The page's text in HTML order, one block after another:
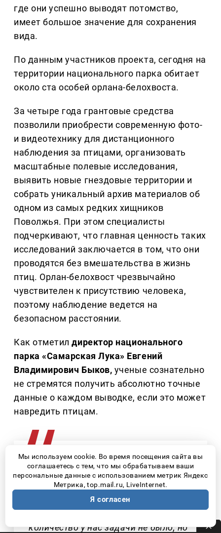
где они успешно выводят потомство,
имеет большое значение для сохранения
вида.
По данным участников проекта, сегодня на
территории национального парка обитает
около ста особей орлана-белохвоста.
За четыре года грантовые средства
позволили приобрести современную фото-
и видеотехнику для дистанционного
наблюдения за птицами, организовать
масштабные полевые исследования,
выявить новые гнездовые территории и
собрать уникальный архив материалов об
одном из самых редких хищников
Поволжья. При этом специалисты
подчеркивают, что главная ценность таких
исследований заключается в том, что они
проводятся без вмешательства в жизнь
птиц. Орлан-белохвост чрезвычайно
чувствителен к присутствию человека,
поэтому наблюдение ведется на
безопасном расстоянии.
Как отметилдиректор национального
парка «Самарская Лука» Евгений
Владимирович Быков, ученые сознательно
не стремятся получить абсолютно точные
данные о каждом выводке, если это может
навредить птицам.
– Отслеживать очно количество
птенцов достаточно сложно и даже
опасно – потому что птицы могут
количество у нас задачи не было, но
Мы используем cookie. Во время посещения сайта вы
соглашаетесь с тем, что мы обрабатываем ваши
персональные данные с использованием метрик Яндекс
Метрика, top.mail.ru, LiveInternet.
Я согласен